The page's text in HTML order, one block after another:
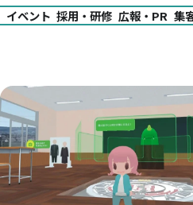
イベント 採用・研修 広報・PR 集